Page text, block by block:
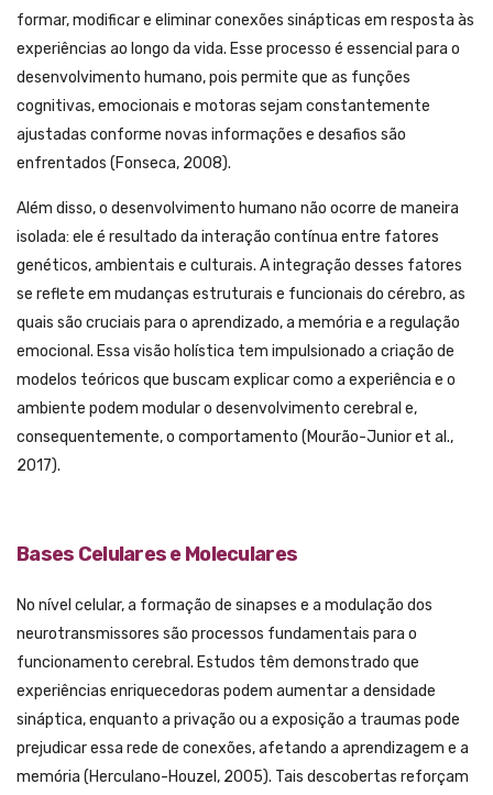
formar, modificar e eliminar conexões sinápticas em resposta às
experiências ao longo da vida. Esse processo é essencial para o
desenvolvimento humano, pois permite que as funções
cognitivas, emocionais e motoras sejam constantemente
ajustadas conforme novas informações e desafios são
enfrentados (Fonseca, 2008).
Além disso, o desenvolvimento humano não ocorre de maneira
isolada: ele é resultado da interação contínua entre fatores
genéticos, ambientais e culturais. A integração desses fatores
se reflete em mudanças estruturais e funcionais do cérebro, as
quais são cruciais para o aprendizado, a memória e a regulação
emocional. Essa visão holística tem impulsionado a criação de
modelos teóricos que buscam explicar como a experiência e o
ambiente podem modular o desenvolvimento cerebral e,
consequentemente, o comportamento (Mourão-Junior et al.,
2017).
Bases Celulares e Moleculares
No nível celular, a formação de sinapses e a modulação dos
neurotransmissores são processos fundamentais para o
funcionamento cerebral. Estudos têm demonstrado que
experiências enriquecedoras podem aumentar a densidade
sináptica, enquanto a privação ou a exposição a traumas pode
prejudicar essa rede de conexões, afetando a aprendizagem e a
memória (Herculano-Houzel, 2005). Tais descobertas reforçam